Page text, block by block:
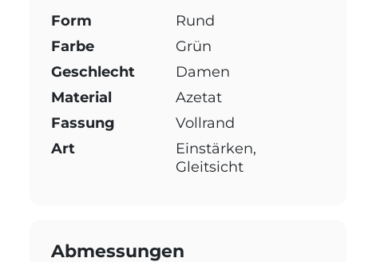
Form
Rund
Farbe
Grün
Geschlecht
Damen
Material
Azetat
Fassung
Vollrand
Art
Einstärken,
Gleitsicht
Abmessungen